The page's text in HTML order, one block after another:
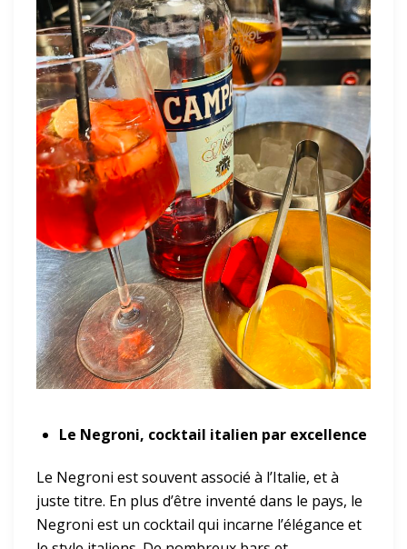
Le Negroni, cocktail italien par excellence
Le Negroni est souvent associé à l’Italie, et à
juste titre. En plus d’être inventé dans le pays, le
Negroni est un cocktail qui incarne l’élégance et